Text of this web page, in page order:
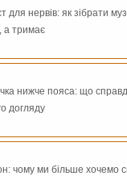
для нервів: як зібрати
а тримає
нижче пояса: що
догляду
чому ми більше хочемо